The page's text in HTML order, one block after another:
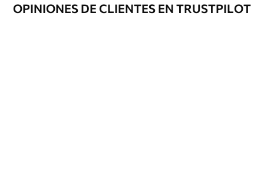
OPINIONES DE CLIENTES EN TRUSTPILOT